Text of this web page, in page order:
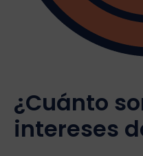
¿Cuánto
intereses